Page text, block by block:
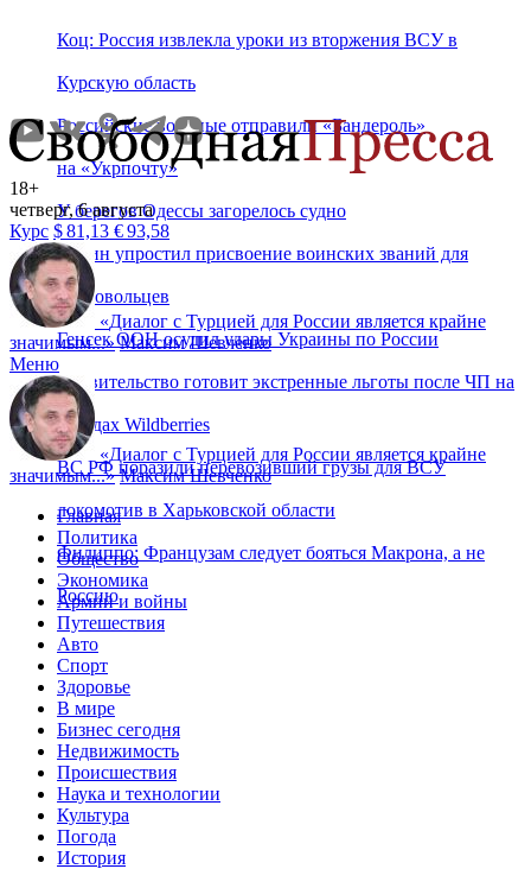
Коц: Россия извлекла уроки из вторжения ВСУ в
Курскую область
Российские военные отправили «Бандероль»
на «Укрпочту»
У берегов Одессы загорелось судно
Путин упростил присвоение воинских званий для
добровольцев
Генсек ООН осудил удары Украины по России
Правительство готовит экстренные льготы после ЧП на
складах Wildberries
ВС РФ поразили перевозивший грузы для ВСУ
локомотив в Харьковской области
Филиппо: Французам следует бояться Макрона, а не
Россию
18+
четверг, 6 августа
Курс $81,13 €93,58
«Диалог с Турцией для России является крайне
значимым...» Максим Шевченко
Меню
«Диалог с Турцией для России является крайне
значимым...» Максим Шевченко
Главная
Политика
Общество
Экономика
Армии и войны
Путешествия
Авто
Спорт
Здоровье
В мире
Бизнес сегодня
Недвижимость
Происшествия
Наука и технологии
Культура
Погода
История